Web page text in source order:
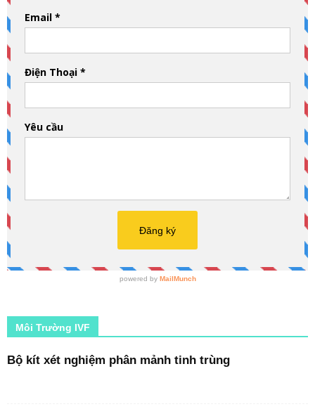
Môi Trường IVF
Bộ kít xét nghiệm phân mảnh tinh trùng